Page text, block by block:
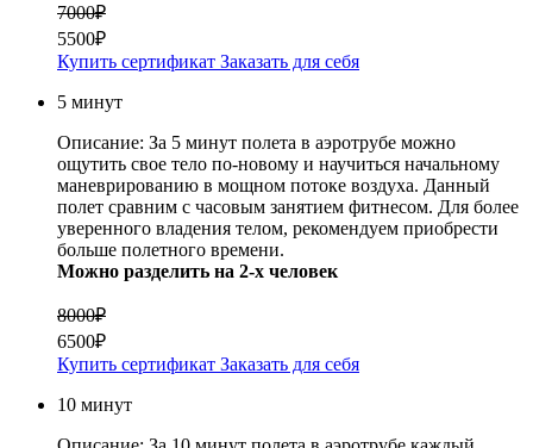
7000₽
5500₽
Купить сертификат Заказать для себя
5 минут
Описание: За 5 минут полета в аэротрубе можно
ощутить свое тело по-новому и научиться начальному
маневрированию в мощном потоке воздуха. Данный
полет сравним с часовым занятием фитнесом. Для более
уверенного владения телом, рекомендуем приобрести
больше полетного времени.
Можно разделить на 2-х человек
8000₽
6500₽
Купить сертификат Заказать для себя
10 минут